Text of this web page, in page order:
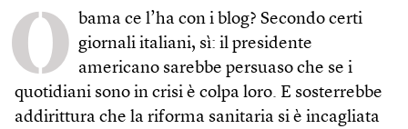
O bama ce l’ha con i blog? Secondo certi
giornali italiani, sì: il presidente
americano sarebbe persuaso che se i
quotidiani sono in crisi è colpa loro. E sosterrebbe
addirittura che la riforma sanitaria si è incagliata